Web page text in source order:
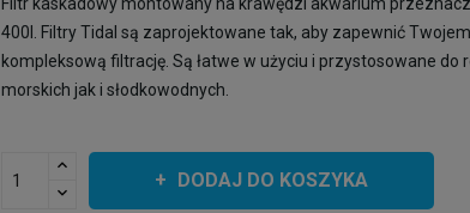
Filtr kaskadowy montowany na krawędzi akwarium
400l. Filtry Tidal są zaprojektowane tak, aby zapewnić
kompleksową filtrację. Są łatwe w użyciu i przystosowane
morskich jak i słodkowodnych.
DODAJ DO KOSZYKA